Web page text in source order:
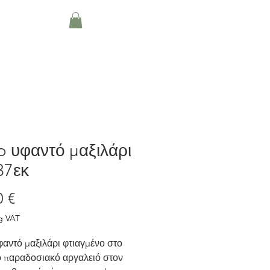
Blog
υφαντό μαξιλάρι
€Price
VAT
μαξιλάρι φτιαγμένο στο
παραδοσιακό αργαλειό στον